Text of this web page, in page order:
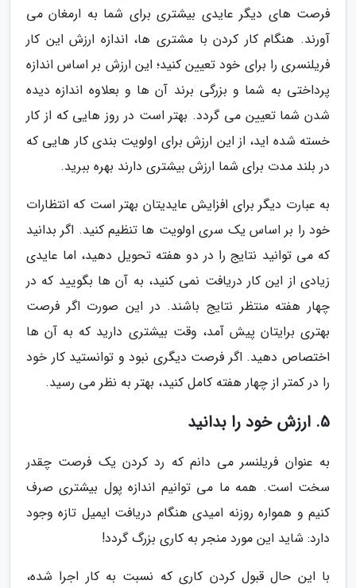
فرصت های دیگر عایدی بیشتری برای شما به ارمغان می
آورند. هنگام کار کردن با مشتری ها، اندازه ارزش این کار
فریلنسری را برای خود تعیین کنید؛ این ارزش بر اساس اندازه
پرداختی به شما و بزرگی برند آن ها و بعلاوه اندازه دیده
شدن شما تعیین می گردد. بهتر است در روز هایی که از کار
خسته شده اید، از این ارزش برای اولویت بندی کار هایی که
در بلند مدت برای شما ارزش بیشتری دارند بهره ببرید.
به عبارت دیگر برای افزایش عایدیتان بهتر است که انتظارات
خود را بر اساس یک سری اولویت ها تنظیم کنید. اگر بدانید
که می توانید نتایج را در دو هفته تحویل دهید، اما عایدی
زیادی از این کار دریافت نمی کنید، به آن ها بگویید که در
چهار هفته منتظر نتایج باشند. در این صورت اگر فرصت
بهتری برایتان پیش آمد، وقت بیشتری دارید که به آن ها
اختصاص دهید. اگر فرصت دیگری نبود و توانستید کار خود
را در کمتر از چهار هفته کامل کنید، بهتر به نظر می رسید.
5. ارزش خود را بدانید
به عنوان فریلنسر می دانم که رد کردن یک فرصت چقدر
سخت است. همه ما می توانیم اندازه پول بیشتری صرف
کنیم و همواره روزنه امیدی هنگام دریافت ایمیل تازه وجود
دارد: شاید این مورد منجر به کاری بزرگ گردد!
با این حال قبول کردن کاری که نسبت به کار اجرا شده،